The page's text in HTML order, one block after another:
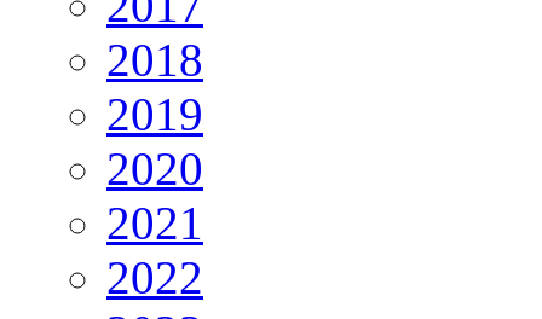
2018
2019
2020
2021
2022